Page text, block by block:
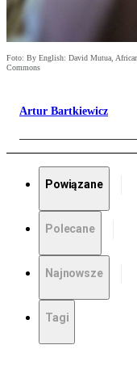
Foto: By English: David Mutua,
Commons
Artur Bartkiewicz
Powiązane
Polecane
Najnowsze
Tagi